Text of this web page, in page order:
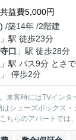
益費5,000円
/築14年 /2階建
」駅 徒歩23分
口 」駅 徒歩28分
」駅 バス9分 とさ
停歩2分
来客時にはTVイン
シューズボックス
ちらのアパートでは